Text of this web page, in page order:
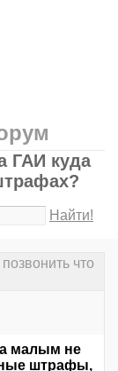
ГАИ куда
Найти!
что
малым не
штрафы,